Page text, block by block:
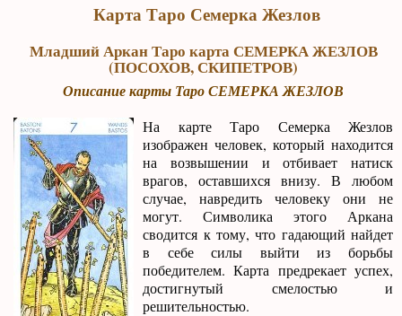
Карта Таро Семерка Жезлов
Младший Аркан Таро карта СЕМЕРКА ЖЕЗЛОВ
(ПОСОХОВ, СКИПЕТРОВ)
Описание карты Таро СЕМЕРКА ЖЕЗЛОВ
На карте Таро Семерка Жезлов
изображен человек, который находится
на возвышении и отбивает натиск
врагов, оставшихся внизу. В любом
случае, навредить человеку они не
могут. Символика этого Аркана
сводится к тому, что гадающий найдет
в себе силы выйти из борьбы
победителем. Карта предрекает успех,
достигнутый смелостью и
решительностью.